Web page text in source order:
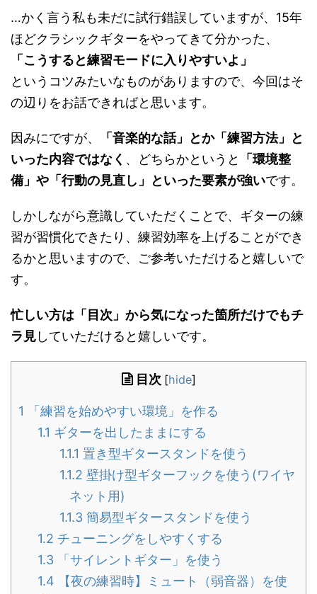
…かく言う私も未だに試行錯誤していますが、15年
ほどクラシックギターをやってきて分かった、
「こうすると練習モードに入りやすいよ」
というコツみたいなものがありますので、今回はそ
の辺りをお話できればと思います。
因みにですが、
「音楽的な話」とか「練習方法」と
いった内容ではなく 、どちらかというと
「環境整
備」や「行動の見直し」といった要素が強いです。
しかしながら意識していただくことで、ギターの練
習が習慣化できたり、練習効率を上げることができ
るかと思いますので、ご参考いただけると嬉しいで
す。
忙しい方は「目次」から気になった箇所だけでもチ
ラ見していただけると嬉しいです。
目次 [hide]
1 「練習を始めやすい環境」を作る
1.1 ギターを出したままにする
1.1.1 置き型ギタースタンドを使う
1.1.2 壁掛け型ギターフックを使う(ワイヤ
ネット用)
1.1.3簡易型ギタースタンドを使う
1.2 チューニングをしやすくする
1.3 「サイレントギター」を使う
1.4 【夜の練習時】ミュート（弱音器）を使